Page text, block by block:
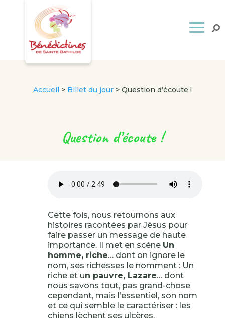
Accueil > Billet du jour> Question d’écoute !
Question d’écoute !
Cette fois, nous retournons aux
histoires racontées par Jésus pour
faire passer un message de haute
importance. Il met en scène Un
homme, riche… dont on ignore le
nom, ses richesses le nomment : Un
riche et un pauvre, Lazare… dont
nous savons tout, pas grand-chose
cependant, mais l’essentiel, son nom
et ce qui semble le caractériser : les
chiens lèchent ses ulcères.